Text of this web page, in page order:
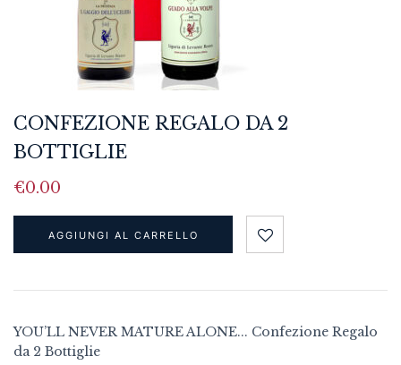
CONFEZIONE REGALO DA 2
BOTTIGLIE
€0.00
AGGIUNGI AL CARRELLO
YOU’LL NEVER MATURE ALONE... Confezione Regalo
da 2 Bottiglie